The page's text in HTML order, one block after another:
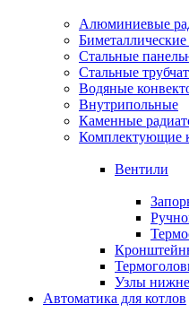
Алюминиевые
Стальные
Стальные
Водяные
Внутрипольные
Каменные
Комплектующие
Вентили
Узлы
Автоматика для котлов